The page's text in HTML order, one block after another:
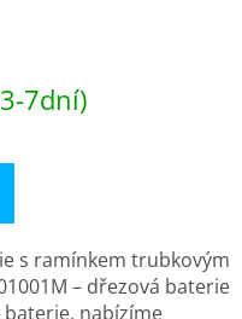
7dní)
s ramínkem trubkovým
– dřezová baterie
baterie, nabízíme